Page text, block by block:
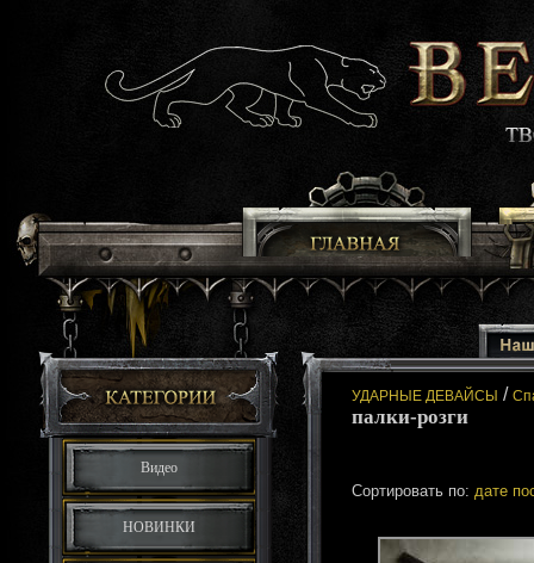
Видео
НОВИНКИ
УДАРНЫЕ ДЕВАЙСЫ /
палки-розги
Сортировать по: дате